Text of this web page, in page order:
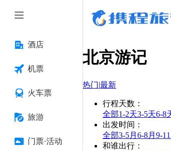
酒店
机票
火车票
旅游
门票·活动
北京游记
热门|最新
行程天数 ：
全部1-2天3-5天6-8
出发时间 ：
全部3-5月 6-8月 9-
和谁出行 ：